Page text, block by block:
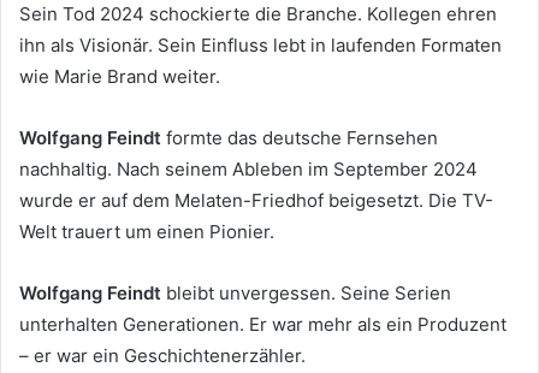
Sein Tod 2024 schockierte die Branche. Kollegen ehren
ihn als Visionär. Sein Einfluss lebt in laufenden Formaten
wie Marie Brand weiter.
Wolfgang Feindt formte das deutsche Fernsehen
nachhaltig. Nach seinem Ableben im September 2024
wurde er auf dem Melaten-Friedhof beigesetzt. Die TV-
Welt trauert um einen Pionier.
Wolfgang Feindt bleibt unvergessen. Seine Serien
unterhalten Generationen. Er war mehr als ein Produzent
– er war ein Geschichtenerzähler.